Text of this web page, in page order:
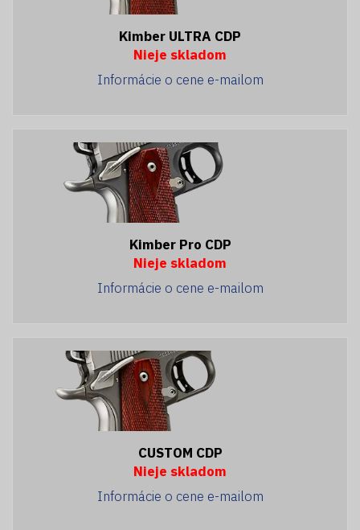
Kimber ULTRA CDP
Nieje skladom
Informácie o cene e-mailom
Kimber Pro CDP
Nieje skladom
Informácie o cene e-mailom
CUSTOM CDP
Nieje skladom
Informácie o cene e-mailom